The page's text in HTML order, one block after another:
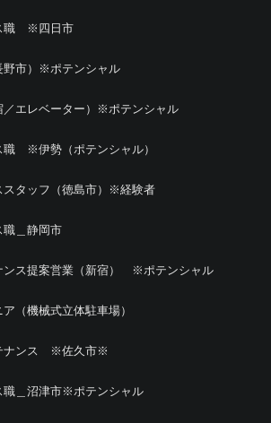
職 ※四日市
野市）※ポテンシャル
／エレベーター）※ポテンシャル
職 ※伊勢（ポテンシャル）
スタッフ（徳島市）※経験者
職＿静岡市
ンス提案営業（新宿） ※ポテンシャル
（機械式立体駐車場）
ナンス ※佐久市※
職＿沼津市※ポテンシャル